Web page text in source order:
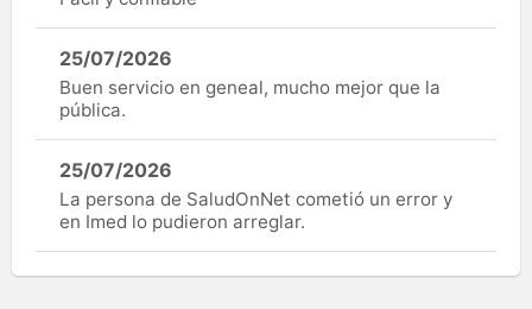
25/07/2026
Buen servicio en geneal, mucho mejor que la
pública.
25/07/2026
La persona de SaludOnNet cometió un error y
en Imed lo pudieron arreglar.